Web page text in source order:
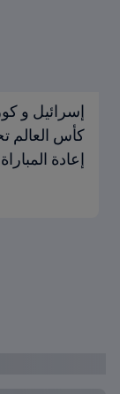
إسرائيل و
إعادة المباراة